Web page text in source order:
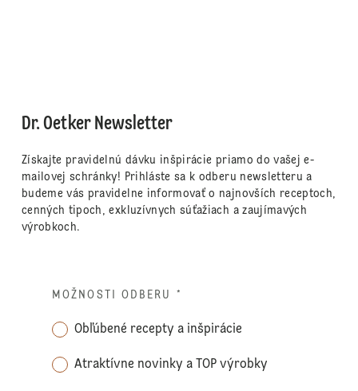
Dr. Oetker Newsletter
Získajte pravidelnú dávku inšpirácie priamo do vašej e-
mailovej schránky! Prihláste sa k odberu newsletteru a
budeme vás pravidelne informovať o najnovších receptoch,
cenných tipoch, exkluzívnych súťažiach a zaujímavých
výrobkoch.
MOŽNOSTI ODBERU *
Obľúbené recepty a inšpirácie
Atraktívne novinky a TOP výrobky